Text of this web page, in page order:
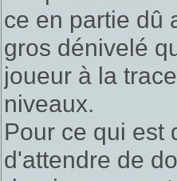
ce en partie dû
gros dénivelé
joueur à la
niveaux.
Pour ce qui est
d'attendre de